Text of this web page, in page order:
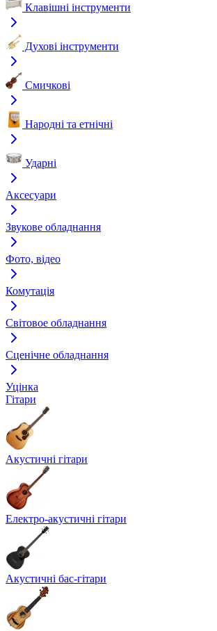
Клавішні інструменти
Духові інструменти
Смичкові
Народні та етнічні
Ударні
Аксесуари
Звукове обладнання
Фото, відео
Комутація
Світовое обладнання
Сценічне обладнання
Уцінка
Гітари
Акустичні гітари
Електро-акустичні гітари
Акустичні бас-гітари